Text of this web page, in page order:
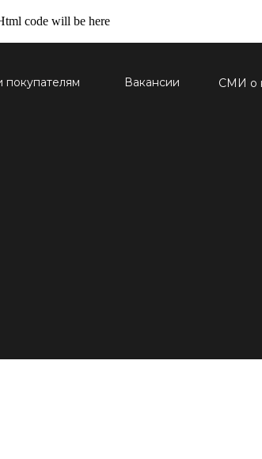
code will be here
Вакансии
покупателям СМИ о